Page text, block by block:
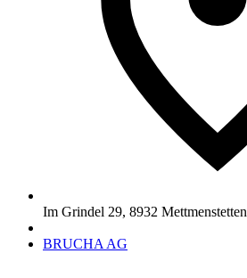
Im Grindel 29, 8932 Mettmenstetten
BRUCHA AG